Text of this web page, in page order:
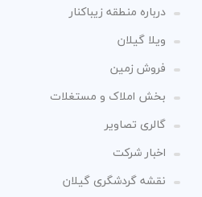
درباره منطقه زیباکنار
ویلا گیلان
فروش زمین
بخش املاک و مستغلات
گالری تصاویر
اخبار شرکت
نقشه گردشگری گیلان